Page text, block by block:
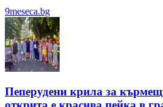
9meseca.bg
Пеперудени крила за